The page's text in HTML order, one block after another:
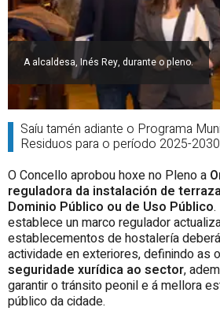
A alcaldesa, Inés Rey, durante o pleno.
Saíu tamén adiante o Programa
Residuos para o período 2025-2030
O Concello aprobou hoxe no Pleno a
reguladora da instalación de
Dominio Público ou de Uso Público.
establece un marco regulador
establecementos de hostalería
actividade en exteriores, definindo as
seguridade xurídica ao sector,
garantir o tránsito peonil e á mellora
público da cidade.